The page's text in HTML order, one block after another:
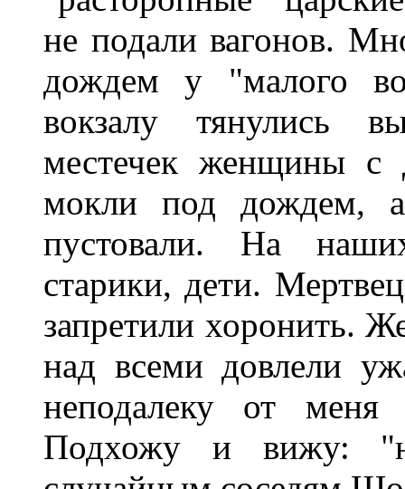
не подали вагонов.
дождем у "малого
вокзалу тянулись
местечек женщины с
мокли под дождем,
пустовали. На
старики, дети.
запретили хоронить.
над всеми довлели
неподалеку от
Подхожу и вижу: